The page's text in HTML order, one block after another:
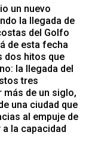
un nuevo
la llegada de
del Golfo
de esta fecha
dos hitos que
la llegada del
tres
de un siglo,
una ciudad que
al empuje de
la capacidad